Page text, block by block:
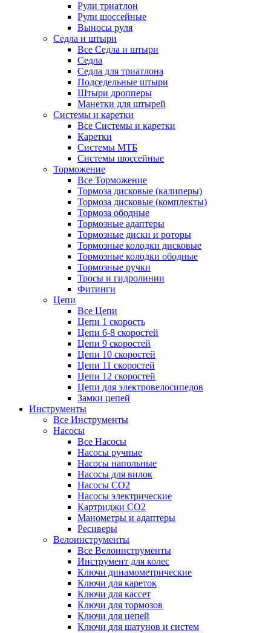
Рули триатлон
Рули шоссейные
Выносы руля
Седла и штыри
Все Седла и штыри
Седла
Седла для триатлона
Подседельные штыри
Штыри дропперы
Манетки для штырей
Системы и каретки
Все Системы и каретки
Каретки
Системы МТБ
Системы шоссейные
Торможение
Все Торможение
Тормоза дисковые (калиперы)
Тормоза дисковые (комплекты)
Тормоза ободные
Тормозные адаптеры
Тормозные диски и роторы
Тормозные колодки дисковые
Тормозные колодки ободные
Тормозные ручки
Тросы и гидролинии
Фитинги
Цепи
Все Цепи
Цепи 1 скорость
Цепи 6-8 скоростей
Цепи 9 скоростей
Цепи 10 скоростей
Цепи 11 скоростей
Цепи 12 скоростей
Цепи для электровелосипедов
Замки цепей
Инструменты
Все Инструменты
Насосы
Все Насосы
Насосы ручные
Насосы напольные
Насосы для вилок
Насосы CO2
Насосы электрические
Картриджи CO2
Манометры и адаптеры
Ресиверы
Велоинструменты
Все Велоинструменты
Инструмент для колес
Ключи динамометрические
Ключи для кареток
Ключи для кассет
Ключи для тормозов
Ключи для цепей
Ключи для шатунов и систем